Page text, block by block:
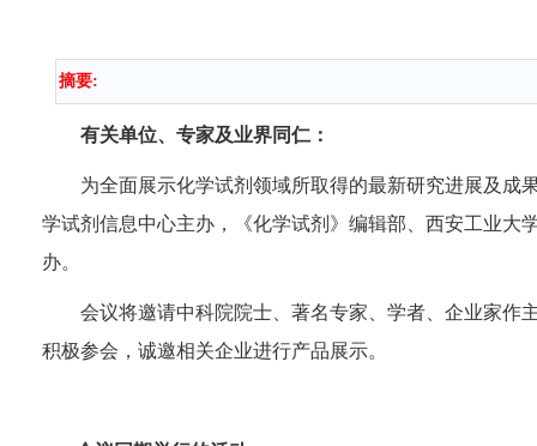
摘要:
有关单位、专家及业界同仁：
为全面展示化学试剂领域所取得的最新研究进展及成
学试剂信息中心主办，《化学试剂》编辑部、西安工业大
办。
会议将邀请中科院院士、著名专家、学者、企业家作
积极参会，诚邀相关企业进行产品展示。